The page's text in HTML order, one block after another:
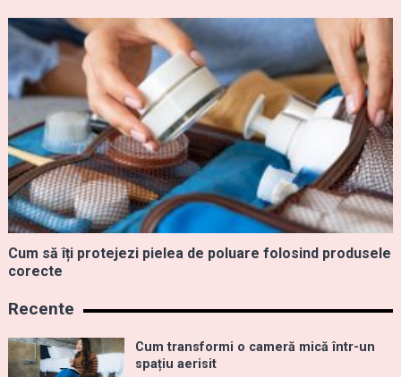
Cum să îți protejezi pielea de poluare folosind produsele
corecte
Recente
Cum transformi o cameră mică într-un
spațiu aerisit